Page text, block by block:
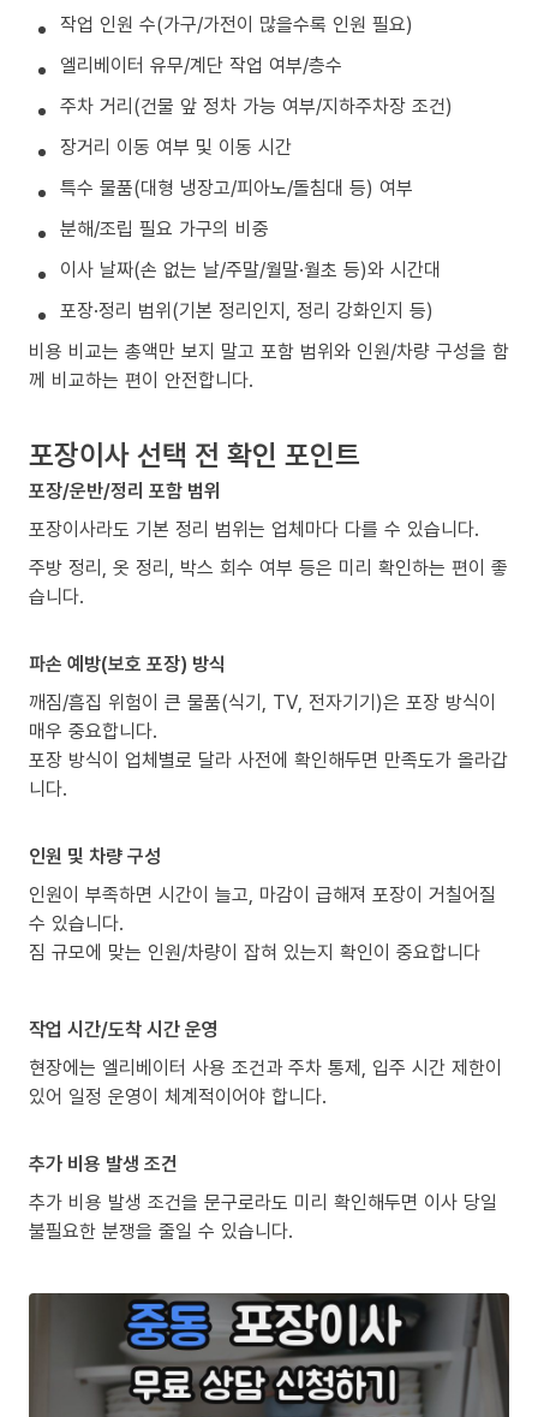
작업 인원 수(가구/가전이 많을수록 인원 필요)
엘리베이터 유무/계단 작업 여부/층수
주차 거리(건물 앞 정차 가능 여부/지하주차장 조건)
장거리 이동 여부 및 이동 시간
특수 물품(대형 냉장고/피아노/돌침대 등) 여부
분해/조립 필요 가구의 비중
이사 날짜(손 없는 날/주말/월말·월초 등)와 시간대
포장·정리 범위(기본 정리인지, 정리 강화인지 등)
비용 비교는 총액만 보지 말고 포함 범위와 인원/차량 구성을 함
께 비교하는 편이 안전합니다.
포장이사 선택 전 확인 포인트
포장/운반/정리 포함 범위
포장이사라도 기본 정리 범위는 업체마다 다를 수 있습니다.
주방 정리, 옷 정리, 박스 회수 여부 등은 미리 확인하는 편이 좋
습니다.
파손 예방(보호 포장) 방식
깨짐/흠집 위험이 큰 물품(식기, TV, 전자기기)은 포장 방식이
매우 중요합니다.
포장 방식이 업체별로 달라 사전에 확인해두면 만족도가 올라갑
니다.
인원 및 차량 구성
인원이 부족하면 시간이 늘고, 마감이 급해져 포장이 거칠어질
수 있습니다.
짐 규모에 맞는 인원/차량이 잡혀 있는지 확인이 중요합니다
작업 시간/도착 시간 운영
현장에는 엘리베이터 사용 조건과 주차 통제, 입주 시간 제한이
있어 일정 운영이 체계적이어야 합니다.
추가 비용 발생 조건
추가 비용 발생 조건을 문구로라도 미리 확인해두면 이사 당일
불필요한 분쟁을 줄일 수 있습니다.